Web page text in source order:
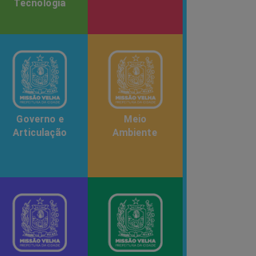
Tecnologia
Governo e
Articulação
Meio
Ambiente